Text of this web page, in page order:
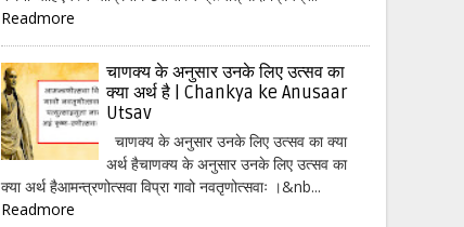
Readmore
चाणक्य के अनुसार उनके लिए उत्सव का
क्या अर्थ है | Chankya ke Anusaar
Utsav
चाणक्य के अनुसार उनके लिए उत्सव का क्या
अर्थ हैचाणक्य के अनुसार उनके लिए उत्सव का
क्या अर्थ हैआमन्त्रणोत्सवा विप्रा गावो नवतृणोत्सवाः ।&nb...
Readmore